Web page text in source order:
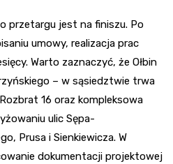
przetargu jest na finiszu. Po
umowy, realizacja prac
Warto zaznaczyć, że Ołbin
– w sąsiedztwie trwa
16 oraz kompleksowa
ulic Sępa-
Prusa i Sienkiewicza. W
dokumentacji projektowej